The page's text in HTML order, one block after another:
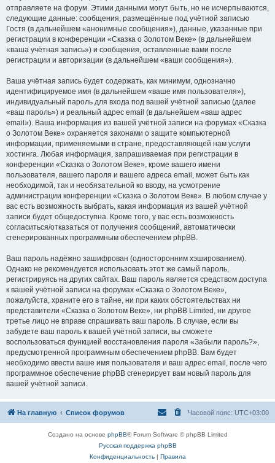
отправляете на форум. Этими данными могут быть, но не исчерпываются,
следующие данные: сообщения, размещённые под учётной записью
Гостя (в дальнейшем «анонимные сообщения»), данные, указанные при
регистрации в конференции «Сказка о Золотом Веке» (в дальнейшем
«ваша учётная запись») и сообщения, оставленные вами после
регистрации и авторизации (в дальнейшем «ваши сообщения»).
Ваша учётная запись будет содержать, как минимум, однозначно
идентифицируемое имя (в дальнейшем «ваше имя пользователя»),
индивидуальный пароль для входа под вашей учётной записью (далее
«ваш пароль») и реальный адрес email (в дальнейшем «ваш адрес
email»). Ваша информация из вашей учётной записи на форумах «Сказка
о Золотом Веке» охраняется законами о защите компьютерной
информации, применяемыми в стране, предоставляющей нам услуги
хостинга. Любая информация, запрашиваемая при регистрации в
конференции «Сказка о Золотом Веке», кроме вашего имени
пользователя, вашего пароля и вашего адреса email, может быть как
необходимой, так и необязательной ко вводу, на усмотрение
администрации конференции «Сказка о Золотом Веке». В любом случае у
вас есть возможность выбрать, какая информация из вашей учётной
записи будет общедоступна. Кроме того, у вас есть возможность
согласиться/отказаться от получения сообщений, автоматически
сгенерированных программным обеспечением phpBB.
Ваш пароль надёжно зашифрован (односторонним хэшированием).
Однако не рекомендуется использовать этот же самый пароль,
регистрируясь на других сайтах. Ваш пароль является средством доступа
к вашей учётной записи на форумах «Сказка о Золотом Веке»,
пожалуйста, храните его в тайне, ни при каких обстоятельствах ни
представители «Сказка о Золотом Веке», ни phpBB Limited, ни другое
третье лицо не вправе спрашивать ваш пароль. В случае, если вы
забудете ваш пароль к вашей учётной записи, вы сможете
воспользоваться функцией восстановления пароля «Забыли пароль?»,
предусмотренной программным обеспечением phpBB. Вам будет
необходимо ввести ваше имя пользователя и ваш адрес email, после чего
программное обеспечение phpBB сгенерирует вам новый пароль для
вашей учётной записи.
На главную Список форумов Часовой пояс: UTC+03:00
Создано на основе phpBB® Forum Software © phpBB Limited
Русская поддержка phpBB
Конфиденциальность| Правила